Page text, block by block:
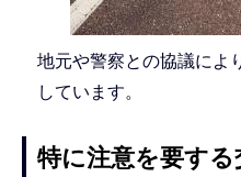
地元や警察との協議によ
しています。
特に注意を要する